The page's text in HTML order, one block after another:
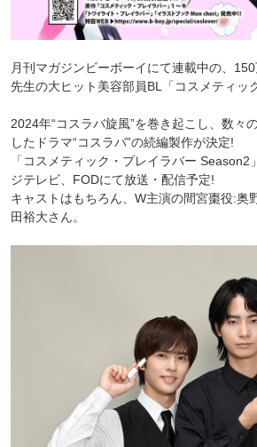
月刊マガジンビーボーイにて連載中の、
先生の大ヒット美容部員BL「コスメティッ
2024年“コスラバ旋風”を巻き起こし、数々
したドラマ“コスラバ”の続編製作が決定!
「コスメティック・プレイラバー
ジテレビ、FODにて放送・配信予定!
キャストはもちろん、W主演の間宮棗役:奥
田裕大さん。